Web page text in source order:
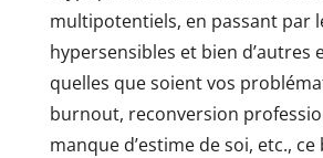
multipotentiels, en passant par
hypersensibles et bien d’autres
quelles que soient vos
burnout, reconversion
manque d’estime de soi, etc., ce